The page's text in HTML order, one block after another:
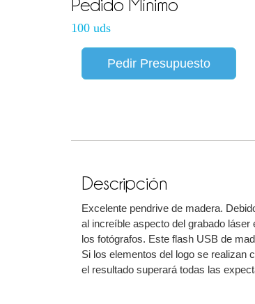
Pedido Mínimo
100 uds
Pedir Presupuesto
Descripción
Excelente pendrive de madera.
al increíble aspecto del grabado
los fotógrafos. Este flash USB de
Si los elementos del logo se realizan
el resultado superará todas las